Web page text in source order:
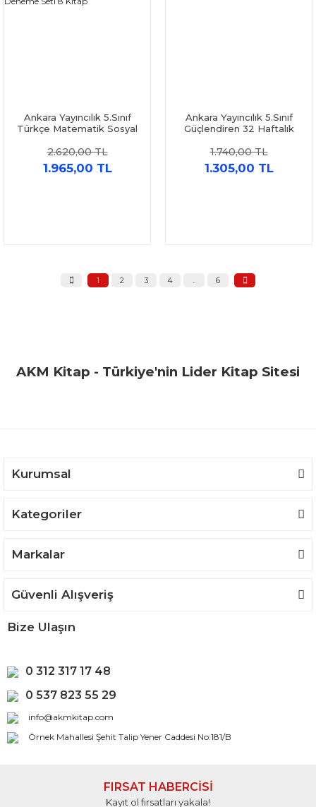
Ankara Yayıncılık 5.Sınıf
Türkçe Matematik Sosyal
Bankası ve 32 Haftalık
Deneme Seti 8 Kitap
2.620,00 TL
1.965,00 TL
Ankara Yayıncılık 5.Sınıf
Güçlendiren 32 Haftalık
1.740,00 TL
1.305,00 TL
1 2 3 4 .. 6
AKM Kitap - Türkiye'nin Lider Kitap Sitesi
Kurumsal
Kategoriler
Markalar
Güvenli Alışveriş
Bize Ulaşın
0 312 317 17 48
0 537 823 55 29
info@akmkitap.com
Örnek Mahallesi Şehit Talip Yener Caddesi No:181/B
FIRSAT HABERCİSİ
Kayıt ol fırsatları yakala!